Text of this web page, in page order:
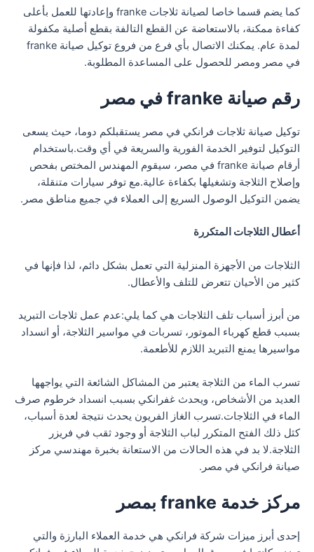
كما يضم قسما خاصا لصيانة ثلاجات franke وإعادتها للعمل بأعلى
كفاءة ممكنة، بالاستعاضة عن القطع التالفة بقطع أصلية مكفولة
لمدة عام. يمكنك الاتصال بأي فرع من فروع توكيل صيانة franke
في مصر ومصر للحصول على المساعدة المطلوبة.
رقم صيانة franke في مصر
توكيل صيانة ثلاجات فرانكي في مصر يستقبلكم دوما، حيث يسعى
التوكيل لتوفير الخدمة الفورية والسريعة في أي وقت.باستخدام
أرقام صيانة franke في مصر، سيقوم المهندس المختص بفحص
وإصلاح الثلاجة وتشغيلها بكفاءة عالية.مع توفر سيارات متنقلة،
يضمن التوكيل الوصول السريع إلى العملاء في جميع مناطق مصر.
أعطال الثلاجات المتكررة
الثلاجات من الأجهزة المنزلية التي تعمل بشكل دائم، لذا فإنها في
كثير من الأحيان تتعرض للتلف والأعطال.
من أبرز أسباب تلف الثلاجات هي كما يلي:عدم عمل ثلاجات التبريد
بسبب قطع كهرباء الموتور، تسربات في مواسير الثلاجة، أو انسداد
مواسيرها يمنع التبريد اللازم للأطعمة.
تسرب الماء من الثلاجة يعتبر من المشاكل الشائعة التي يواجهها
العديد من الأشخاص، ويحدث غفرانكي بسبب انسداد خرطوم صرف
الماء في الثلاجات.تسرب الغاز الفريون يحدث نتيجة لعدة أسباب،
كثل ذلك الفتح المتكرر لباب الثلاجة أو وجود ثقب في فريزر
الثلاجة.لا بد في هذه الحالات من الاستعانة بخبرة مهندسي مركز
صيانة فرانكي في مصر.
مركز خدمة franke بمصر
إحدى أبرز ميزات شركة فرانكي هي خدمة العملاء البارزة والتي